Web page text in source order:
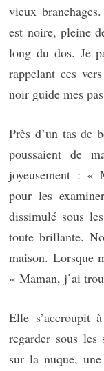
vieux
est noire, pleine
long du dos. Je
rappelant ces
noir guide mes
Près d’un tas de
poussaient de
joyeusement : «
pour les
dissimulé sous
toute brillante.
maison. Lorsque
« Maman, j’ai
Elle s’accroupit
regarder sous
sur la nuque,